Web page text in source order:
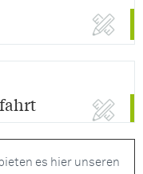
es hier unseren